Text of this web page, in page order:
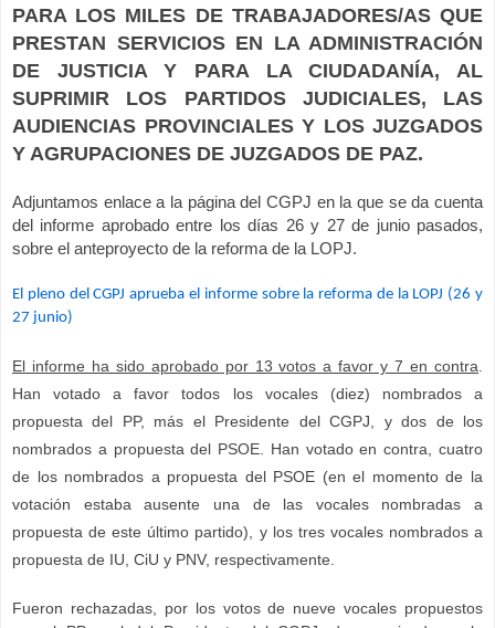
PARA LOS MILES DE TRABAJADORES/AS QUE
PRESTAN SERVICIOS EN LA ADMINISTRACIÓN
DE JUSTICIA Y PARA LA CIUDADANÍA, AL
SUPRIMIR LOS PARTIDOS JUDICIALES, LAS
AUDIENCIAS PROVINCIALES Y LOS JUZGADOS
Y AGRUPACIONES DE JUZGADOS DE PAZ.
Adjuntamos enlace a la página del CGPJ en la que se da cuenta
del informe aprobado entre los días 26 y 27 de junio pasados,
sobre el anteproyecto de la reforma de la LOPJ.
El pleno del CGPJ aprueba el informe sobre la reforma de la LOPJ (26 y
27 junio)
El informe ha sido aprobado por 13 votos a favor y 7 en contra
Han votado a favor todos los vocales (diez) nombrados a
propuesta del PP, más el Presidente del CGPJ, y dos de los
nombrados a propuesta del PSOE. Han votado en contra, cuatro
de los nombrados a propuesta del PSOE (en el momento de la
votación estaba ausente una de las vocales nombradas a
propuesta de este último partido), y los tres vocales nombrados a
propuesta de IU, CiU y PNV, respectivamente.
Fueron rechazadas, por los votos de nueve vocales propuestos